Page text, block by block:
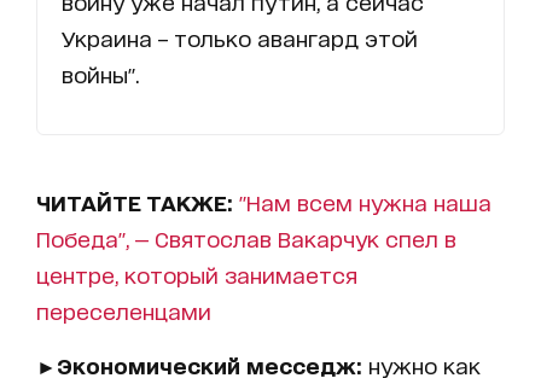
Украина – только авангард этой
войны".
ЧИТАЙТЕ ТАКЖЕ: "Нам всем нужна наша
Победа", — Святослав Вакарчук спел в
центре, который занимается
переселенцами
► Экономический месседж: нужно как